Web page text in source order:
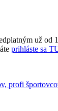
už od
prihláste sa
profi